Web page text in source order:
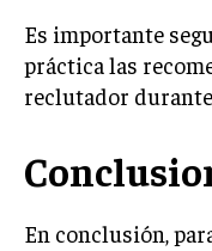
de
personal
plantas y el desarrollo
Aparece en
Infórmate aquí.
Es importante
práctica las
reclutador
En conclusión,